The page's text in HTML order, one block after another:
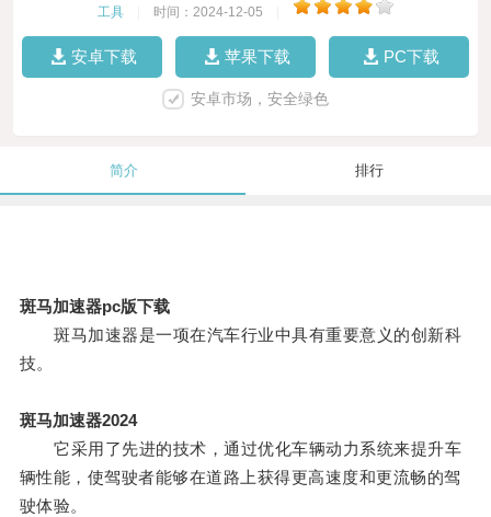
工具 时间：2024-12-05
安卓下载 苹果下载 PC下载
安卓市场，安全绿色
简介 排行
斑马加速器pc版下载
斑马加速器是一项在汽车行业中具有重要意义的创新科
技。
斑马加速器2024
它采用了先进的技术，通过优化车辆动力系统来提升车
辆性能，使驾驶者能够在道路上获得更高速度和更流畅的驾
驶体验。